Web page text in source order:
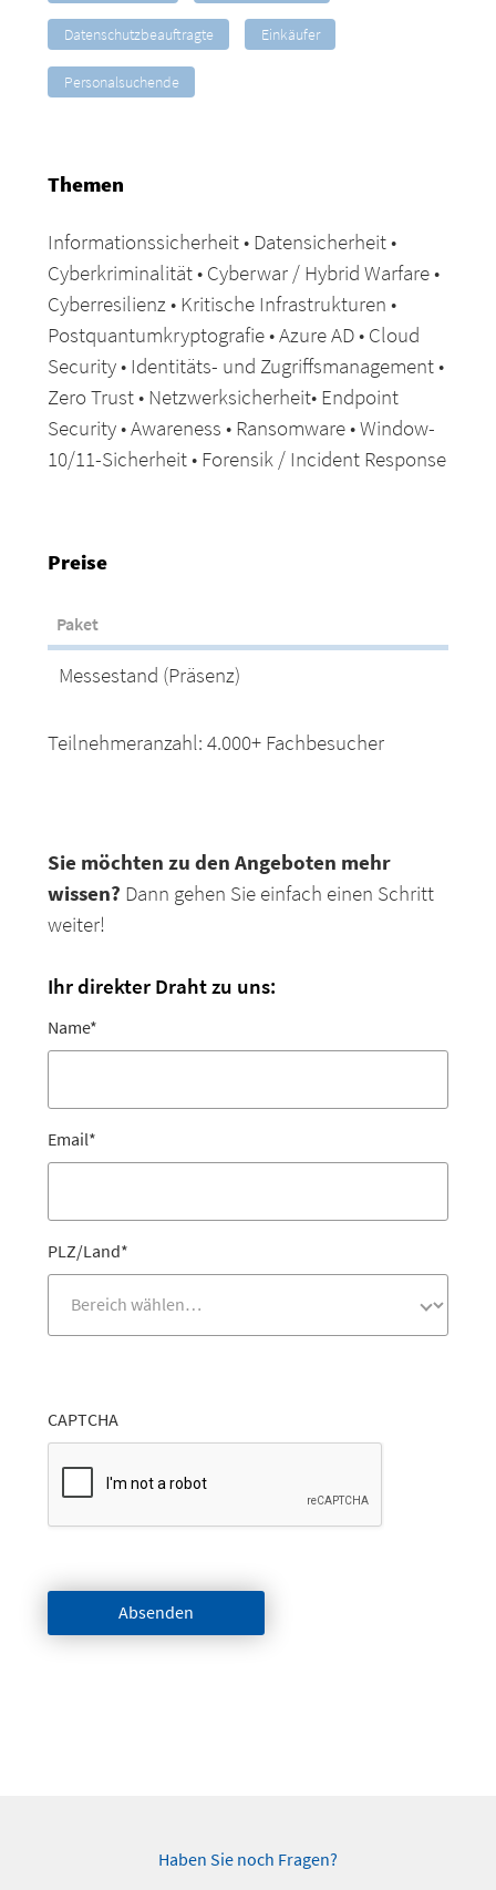
Datenschutzbeauftragte Einkäufer
Personalsuchende
Themen
Informationssicherheit • Datensicherheit •
Cyberkriminalität • Cyberwar / Hybrid Warfare •
Cyberresilienz • Kritische Infrastrukturen •
Postquantumkryptografie • Azure AD • Cloud
Security • Identitäts- und Zugriffsmanagement •
Zero Trust • Netzwerksicherheit• Endpoint
Security • Awareness • Ransomware • Window-
10/11-Sicherheit • Forensik / Incident Response
Preise
Paket
Messestand (Präsenz)
Teilnehmeranzahl: 4.000+ Fachbesucher
Sie möchten zu den Angeboten mehr
wissen? Dann gehen Sie einfach einen Schritt
weiter!
Ihr direkter Draht zu uns:
Name*
Email*
PLZ/Land*
CAPTCHA
Absenden
Haben Sie noch Fragen?